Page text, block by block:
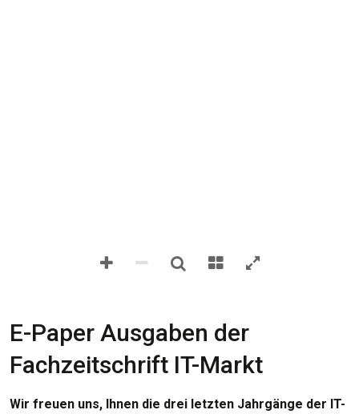
E-Paper Ausgaben der
Fachzeitschrift IT-Markt
Wir freuen uns, Ihnen die drei letzten Jahrgänge der IT-